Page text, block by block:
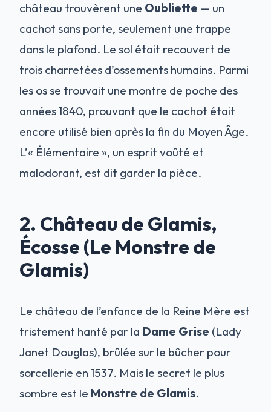
château trouvèrent une Oubliette — un
cachot sans porte, seulement une trappe
dans le plafond. Le sol était recouvert de
trois charretées d’ossements humains. Parmi
les os se trouvait une montre de poche des
années 1840, prouvant que le cachot était
encore utilisé bien après la fin du Moyen Âge.
L’« Élémentaire », un esprit voûté et
malodorant, est dit garder la pièce.
2. Château de Glamis,
Écosse (Le Monstre de
Glamis)
Le château de l’enfance de la Reine Mère est
tristement hanté par la Dame Grise (Lady
Janet Douglas), brûlée sur le bûcher pour
sorcellerie en 1537. Mais le secret le plus
sombre est le Monstre de Glamis.